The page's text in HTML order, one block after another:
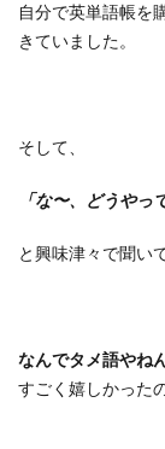
自分で英単語帳を
きていました。
そして、
「な〜、どうやっ
と興味津々で聞い
なんでタメ語やね
すごく嬉しかった